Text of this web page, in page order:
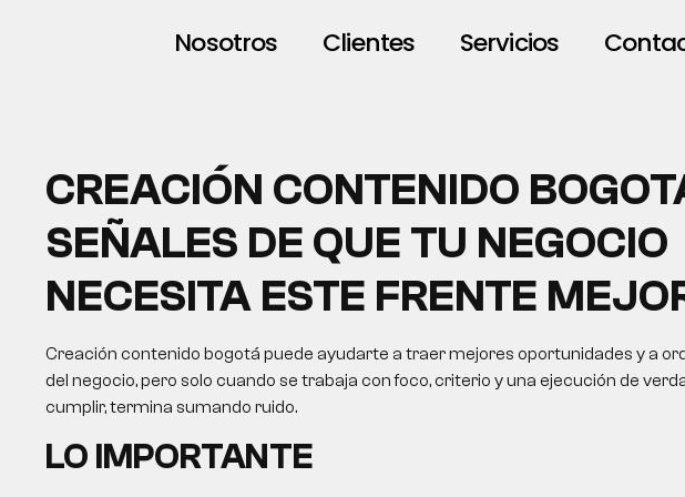
Nosotros Clientes Servicios
CREACIÓN CONTENIDO
SEÑALES DE QUE TU NEGOCIO
NECESITA ESTE FRENTE
Creación contenido bogotá puede ayudarte a traer mejores oportunidades y a
del negocio, pero solo cuando se trabaja con foco, criterio y una ejecución de
cumplir, termina sumando ruido.
LO IMPORTANTE